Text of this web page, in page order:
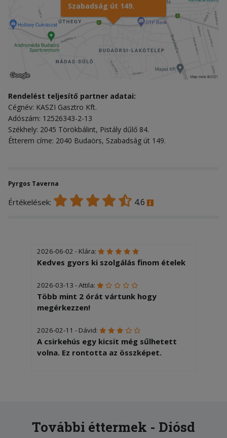
Szabadság út 149.
Rendelést teljesítő partner adatai:
Cégnév: KASZI Gasztro Kft.
Adószám: 12526343-2-13
Székhely: 2045 Törökbálint, Pistály dűlő 84.
Étterem címe: 2040 Budaörs, Szabadság út 149.
Pyrgos Taverna
Értékelések: 4.6
2026-06-02 - Klára:
Kedves gyors ki szolgálás finom ételek
2026-03-13 - Attila:
Több mint 2 órát vártunk hogy
megérkezzen!
2026-02-11 - Dávid:
A csirkehús egy kicsit még sűlhetett
volna. Ez rontotta az összképet.
További éttermek - Diósd